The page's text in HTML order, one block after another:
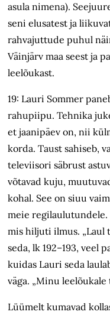
asula nimena).
seni elusatest ja
rahvajuttude puhul
Väinjärv maa seest ja
leelõukast.
19: Lauri Sommer
rahupiipu. Tehnika
et jaanipäev on, nii
korda. Taust sahiseb,
televiisori säbrust
võtavad kuju,
kohal. See on siuu
meie
mis hiljuti ilmus. „Laul
seda, lk 192–193, veel
kuidas Lauri seda
väga. „Minu
Lüümelt kumavad